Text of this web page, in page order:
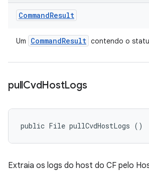
CommandResult
Um CommandResult contendo o
pullCvdHostLogs
public File pullCvdHostLogs ()
Extraia os logs do host do CF pelo